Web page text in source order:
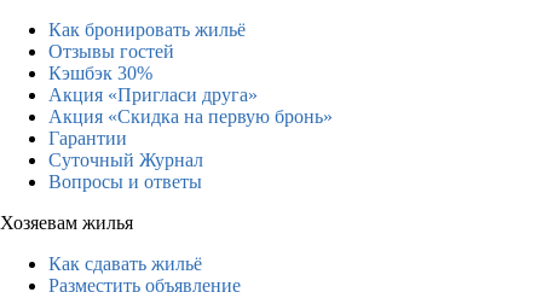
Как бронировать жильё
Отзывы гостей
Кэшбэк 30%
Акция «Пригласи друга»
Акция «Скидка на первую бронь»
Гарантии
Суточный Журнал
Вопросы и ответы
Хозяевам жилья
Как сдавать жильё
Разместить объявление